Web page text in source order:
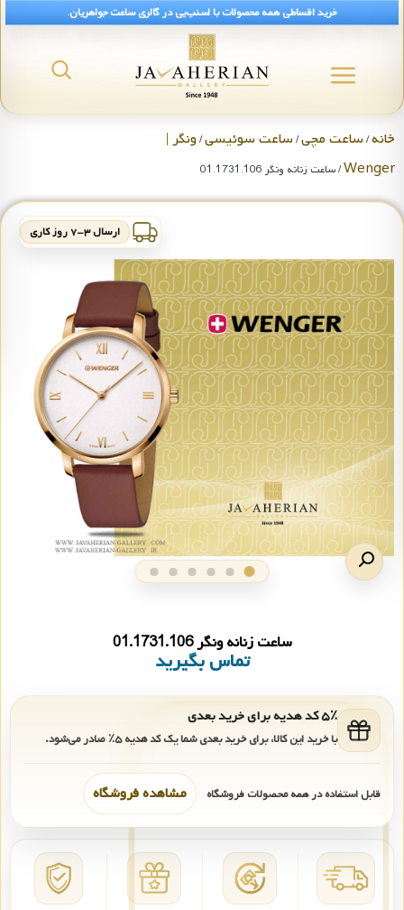
خرید اقساطی همه محصولات با اسنپ‌پی در گالری ساعت جواهریان.
خانه/ساعت مچی/ساعت سوئیسی/ونگر |
Wenger/ ساعت زنانه ونگر 01.1731.106
ارسال ۳-۷ روز کاری
ساعت زنانه ونگر 01.1731.106
تماس بگیرید
۵٪ کد هدیه برای خرید بعدی
با خرید این کالا، برای خرید بعدی شما یک کد هدیه۵٪ صادر می‌شود.
قابل استفاده در همه محصولات فروشگاه مشاهده فروشگاه